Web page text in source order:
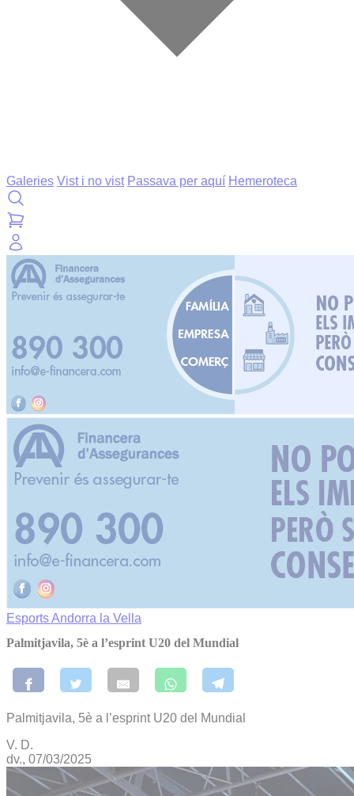
Galeries Vist i no vist Passava per aquí Hemeroteca
EsportsAndorra la Vella
Palmitjavila, 5è a l’esprint U20 del Mundial
Palmitjavila, 5è a l’esprint U20 del Mundial
V. D.
dv., 07/03/2025